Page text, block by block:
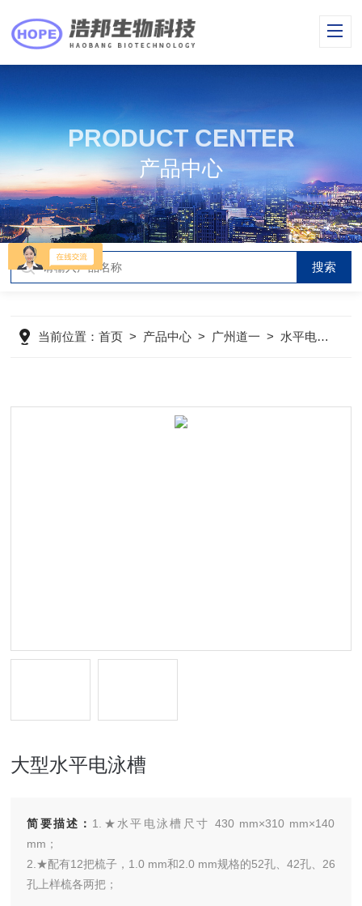
PRODUCT CENTER
产品中心
当前位置：首页 > 产品中心 > 广州道一 > 水平电泳系统
大型水平电泳槽
简要描述： 1.★水平电泳槽尺寸 430 mm×310 mm×140
mm；
2.★配有12把梳子，1.0 mm和2.0 mm规格的52孔、42孔、26
孔上样梳各两把；